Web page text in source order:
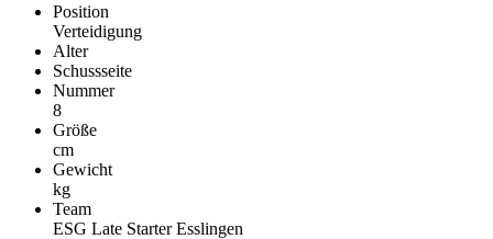
Position
Verteidigung
Alter
Schussseite
Nummer
8
Größe
cm
Gewicht
kg
Team
ESG Late Starter Esslingen